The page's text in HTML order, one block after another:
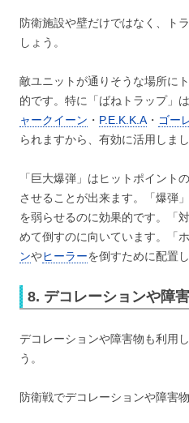
防衛施設や壁だけではなく、ト
しょう。
敵ユニットが通りそうな場所に
的です。特に「ばねトラップ」は
ャークイーン ・ P.E.K.K.A ・ ゴー
られますから、有効に活用しまし
「巨大爆弾」はヒットポイント
させることが出来ます。「爆弾
を弱らせるのに効果的です。「
めて倒すのに向いています。「
ンやヒーラーを倒すために配置
8. デコレーションや障
デコレーションや障害物も利用
う。
防衛戦でデコレーションや障害